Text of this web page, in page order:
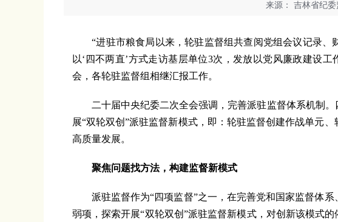
来源： 吉林省纪
“进驻市粮食局以来，轮驻监督组共查阅党组会议记录、财
以‘四不两直’方式走访基层单位3次，发放以党风廉政建设
会，各轮驻监督组相继汇报工作。
二十届中央纪委二次全会强调，完善派驻监督体系机制。
展“双轮双创”派驻监督新模式，即：轮驻监督创建作战单元
高质量发展。
聚焦问题找方法，构建监督新模式
派驻监督作为“四项监督”之一，在完善党和国家监督体系
弱项，探索开展“双轮双创”派驻监督新模式，对创新该模式